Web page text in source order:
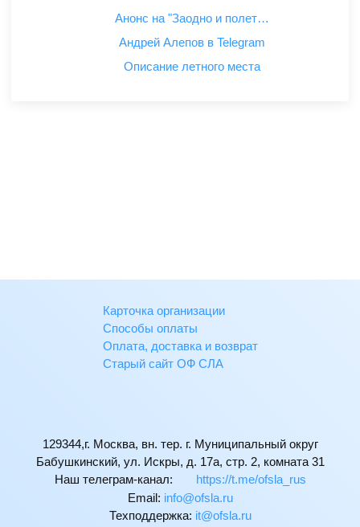
Анонс на "Заодно и полет…
Андрей Алепов в Telegram
Описание летного места
Карточка организации
Способы оплаты
Оплата, доставка и возврат
Старый сайт ОФ СЛА
129344,г. Москва, вн. тер. г. Муниципальный округ
Бабушкинский, ул. Искры, д. 17а, стр. 2, комната 31
Наш телеграм-канал:
https://t.me/ofsla_rus
Email: ur.alsfo@ofni
Техподдержка: ur.alsfo@ti